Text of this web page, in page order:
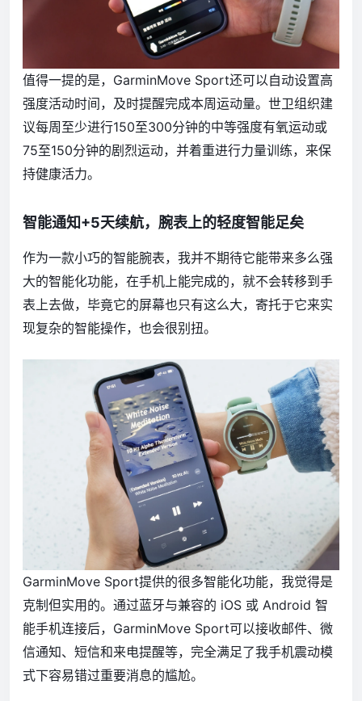
值得一提的是，GarminMove Sport还可以自动设置高
强度活动时间，及时提醒完成本周运动量。世卫组织建
议每周至少进行150至300分钟的中等强度有氧运动或
75至150分钟的剧烈运动，并着重进行力量训练，来保
持健康活力。
智能通知+5天续航，腕表上的轻度智能足矣
作为一款小巧的智能腕表，我并不期待它能带来多么强
大的智能化功能，在手机上能完成的，就不会转移到手
表上去做，毕竟它的屏幕也只有这么大，寄托于它来实
现复杂的智能操作，也会很别扭。
GarminMove Sport提供的很多智能化功能，我觉得是
克制但实用的。通过蓝牙与兼容的 iOS 或 Android 智
能手机连接后，GarminMove Sport可以接收邮件、微
信通知、短信和来电提醒等，完全满足了我手机震动模
式下容易错过重要消息的尴尬。